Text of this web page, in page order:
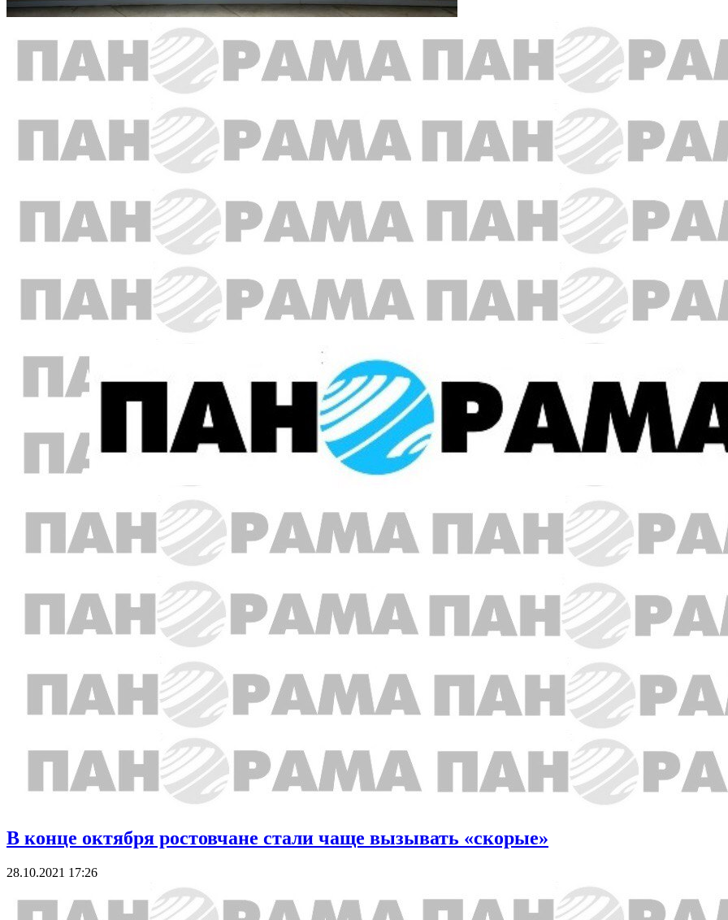
В конце октября ростовчане стали чаще вызывать «скорые»
28.10.2021 17:26